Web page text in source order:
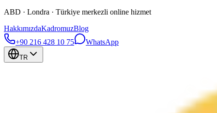
ABD · Londra · Türkiye merkezli online hizmet
HakkımızdaKadromuzBlog
+90 216 428 10 75
WhatsApp
TR